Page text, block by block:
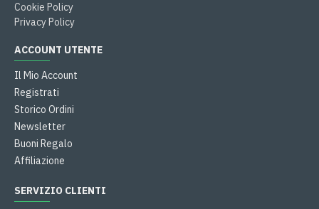
Cookie Policy
Privacy Policy
ACCOUNT UTENTE
Il Mio Account
Registrati
Storico Ordini
Newsletter
Buoni Regalo
Affiliazione
SERVIZIO CLIENTI